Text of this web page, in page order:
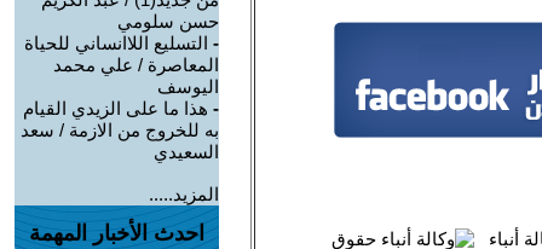
حسن سلومي
- التسليع اللاانساني للحياة
المعاصرة / علي محمد
اليوسف
- هذا ما على الزيدي القيام
به للخروج من الازمة / سعد
السعيدي
المزيد.....
احدث الأخبار المهمة